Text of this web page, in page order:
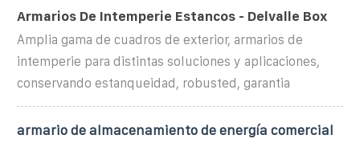
Armarios De Intemperie Estancos - Delvalle Box
Amplia gama de cuadros de exterior, armarios de
intemperie para distintas soluciones y aplicaciones,
conservando estanqueidad, robusted, garantia
armario de almacenamiento de energía comercial